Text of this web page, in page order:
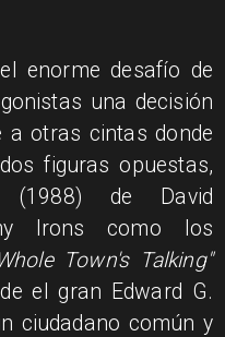
enorme desafío de
una decisión
a otras cintas donde
figuras opuestas,
de David
Irons como los
Town's Talking"
el gran Edward G.
ciudadano común y